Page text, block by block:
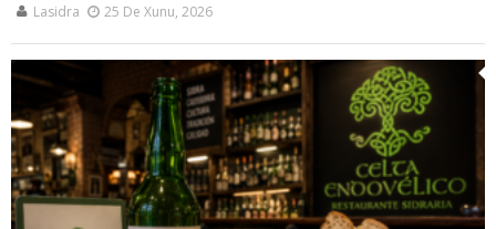
Lasidra 25 De Xunu, 2026